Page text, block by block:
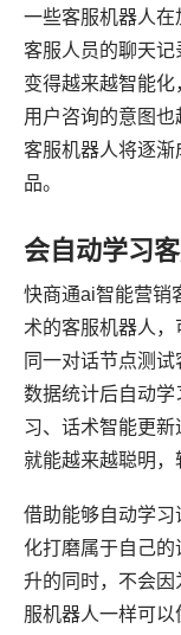
一些客服机器人
客服人员的聊天
变得越来越智能
用户咨询的意图
客服机器人将逐
品。
会自动学习
快商通ai智能营销
术的客服机器人
同一对话节点测
数据统计后自动
习、话术智能更
就能越来越聪明，
借助能够自动学
化打磨属于自己
升的同时，不会
服机器人一样可以